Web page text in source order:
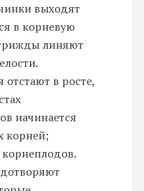
выходят
в корневую
линяют
в росте,
начинается
корней;
корнеплодов.